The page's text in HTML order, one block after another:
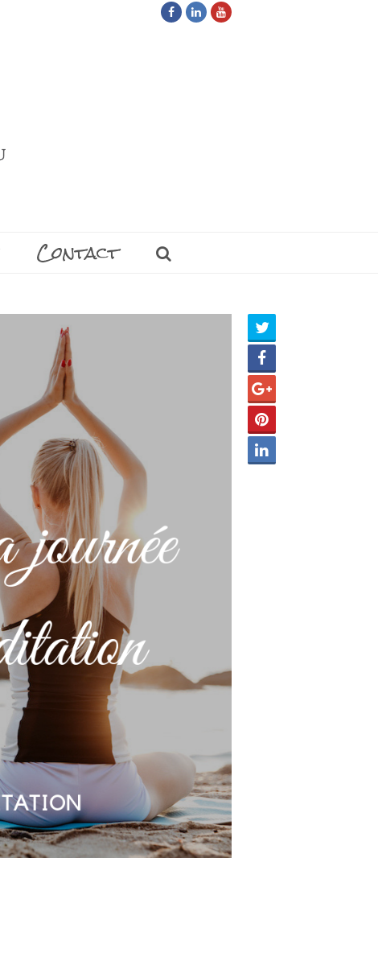
Facebook
LinkedInYoutube
Contact